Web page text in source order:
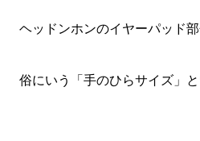
ヘッドンホンのイヤーパッド部
俗にいう「手のひらサイズ」と